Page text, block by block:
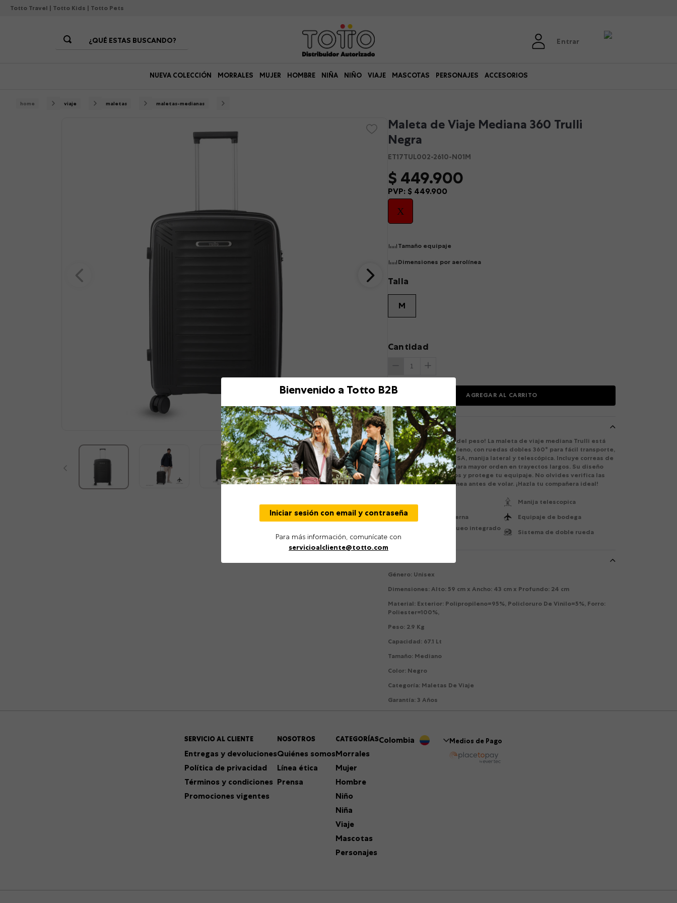
Totto Travel | Totto Kids | Totto Pets
¿QUÉ ESTAS BUSCANDO?
Entrar
NUEVA COLECCIÓN MORRALES MUJER HOMBRE NIÑA NIÑO VIAJE MASCOTAS PERSONAJES ACCESORIOS
viaje maletas maletas-medianas
Maleta de Viaje Mediana 360 Trulli
Negra
ET17TUL002-2610-N01M
$ 449.900
PVP: $ 449.900
Talla
M
X
Dimensiones por aerolínea
Tamaño equipaje
Cantidad
AGREGAR AL CARRITO
Descripción
¡Regístrala y olvídate del peso! La maleta de viaje mediana Trulli está
fabricada en polipropileno, con ruedas dobles 360° para fácil transporte,
sistema de bloqueo TSA, manija lateral y telescópica. Incluye correas de
compresión internas para mayor orden en trayectos largos. Su diseño
rígido resiste impactos y protege tu equipaje. No olvides verifica las
medidas con tu aerolínea antes de volar. ¡Hazla tu compañera ideal!
Manija telescopica
Comprensión interna
Equipaje de bodega
Sistema de bloqueo integrado
Sistema de doble rueda
Género: Unisex
Dimensiones:Alto: 59 cm x Ancho: 43 cm x Profundo: 24 cm
Material: Exterior: Polipropileno=95%, Policloruro De Vinilo=5%, Forro:
Poliester=100%,
Peso: 2.9 Kg
Capacidad: 67.1 Lt
Tamaño: Mediano
Color: Negro
Categoría: Maletas De Viaje
Garantía: 3 Años
SERVICIO AL CLIENTE
Entregas y devoluciones
Política de privacidad
Términos y condiciones
Promociones vigentes
NOSOTROS
Quiénes somos
Línea ética
Prensa
CATEGORÍAS
Morrales
Mujer
Hombre
Niño
Niña
Viaje
Mascotas
Personajes
Colombia Medios de Pago
Bienvenido a Totto B2B
Iniciar sesión con email y contraseña
Para más información, comunícate con
servicioalcliente@totto.com